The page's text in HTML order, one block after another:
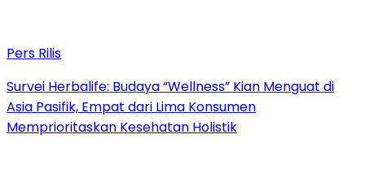
Pers Rilis
Survei Herbalife: Budaya “Wellness” Kian Menguat di
Asia Pasifik, Empat dari Lima Konsumen
Memprioritaskan Kesehatan Holistik